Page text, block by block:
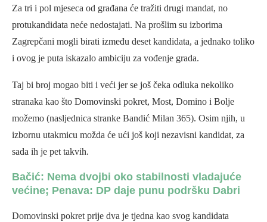
Za tri i pol mjeseca od građana će tražiti drugi mandat, no
protukandidata neće nedostajati. Na prošlim su izborima
Zagrepčani mogli birati između deset kandidata, a jednako toliko
i ovog je puta iskazalo ambiciju za vođenje grada.
Taj bi broj mogao biti i veći jer se još čeka odluka nekoliko
stranaka kao što Domovinski pokret, Most, Domino i Bolje
možemo (nasljednica stranke Bandić Milan 365). Osim njih, u
izbornu utakmicu možda će ući još koji nezavisni kandidat, za
sada ih je pet takvih.
Bačić: Nema dvojbi oko stabilnosti vladajuće
većine; Penava: DP daje punu podršku Dabri
Domovinski pokret prije dva je tjedna kao svog kandidata